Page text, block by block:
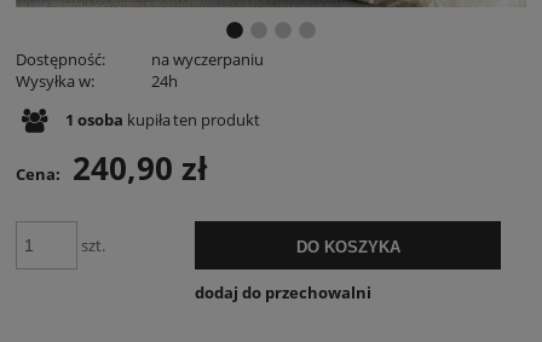
Dostępność:
na wyczerpaniu
Wysyłka w:
24h
1 osoba kupiłaten produkt
Cena: 240,90 zł
szt. DO KOSZYKA
dodaj do przechowalni